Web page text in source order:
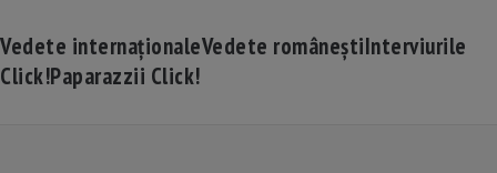
Vedete internaționaleVedete româneștiInterviurile
Click!Paparazzii Click!